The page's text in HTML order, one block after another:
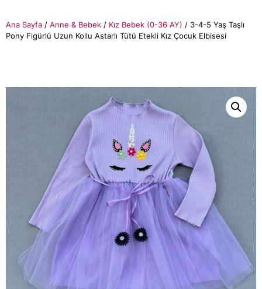
Ana Sayfa / Anne & Bebek / Kız Bebek (0-36 AY) / 3-4-5 Yaş Taşlı
Pony Figürlü Uzun Kollu Astarlı Tütü Etekli Kız Çocuk Elbisesi